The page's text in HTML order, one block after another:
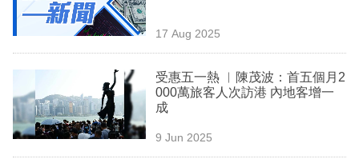
事
訂
閱
17 Aug 2025
受惠五一熱 ︳陳茂波：首五個月2
000萬旅客人次訪港 內地客增一
成
9 Jun 2025